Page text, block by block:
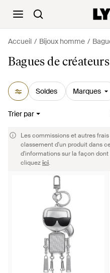
Accueil Bijoux homme
Bagues de
Soldes Marques
Trier par
Les commissions et autres
classement d'un produit dans
d'informations sur la façon
cliquezici.